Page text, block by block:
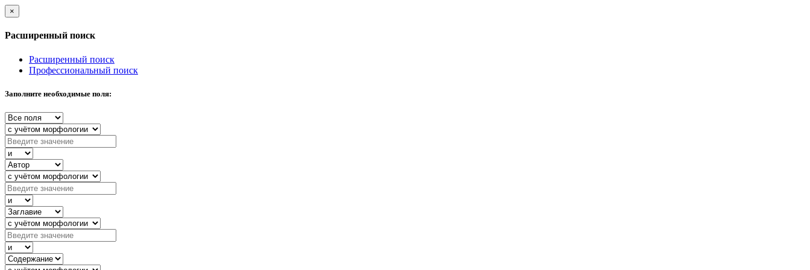
×
Расширенный поиск
Расширенный поиск
Профессиональный поиск
Заполните необходимые поля: